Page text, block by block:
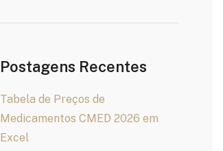
Postagens Recentes
Tabela de Preços de
Medicamentos CMED 2026 em
Excel